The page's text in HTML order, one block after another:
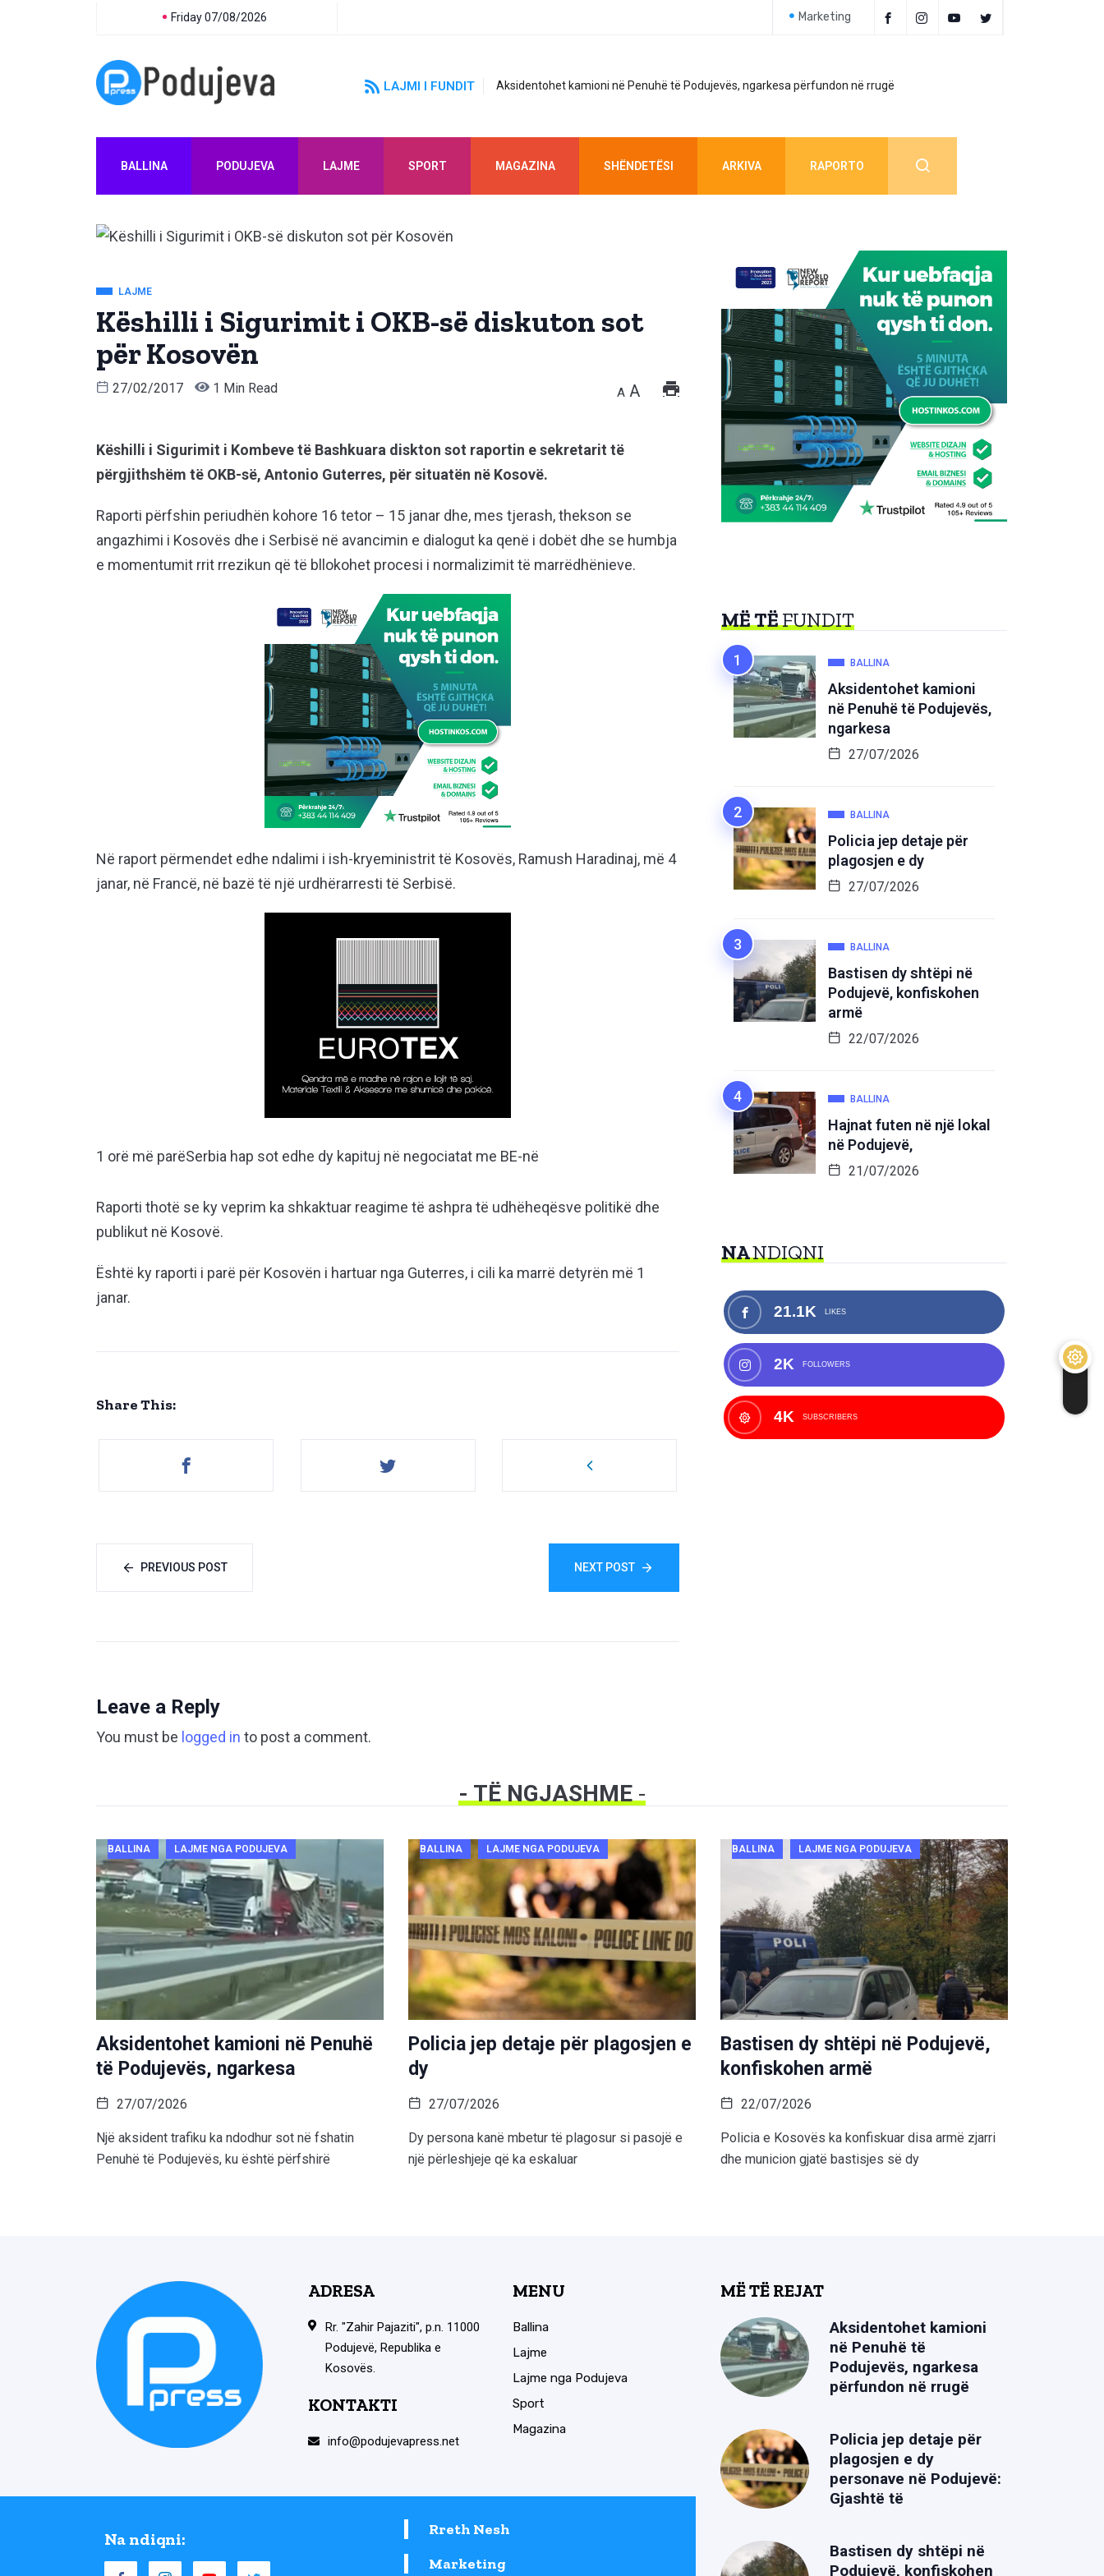
Friday 07/08/2026 Marketing
LAJMI I FUNDIT Aksidentohet kamioni në Penuhë të Podujevës, ngarkesa përfundon në rrugë
BALLINA PODUJEVA LAJME SPORT MAGAZINA SHËNDETËSI ARKIVA RAPORTO
LAJME
Këshilli i Sigurimit i OKB-së diskuton sot
për Kosovën
27/02/2017 1 Min Read A A
Këshilli i Sigurimit i Kombeve të Bashkuara diskton sot raportin e sekretarit të
përgjithshëm të OKB-së, Antonio Guterres, për situatën në Kosovë.
Raporti përfshin periudhën kohore 16 tetor – 15 janar dhe, mes tjerash, thekson se
angazhimi i Kosovës dhe i Serbisë në avancimin e dialogut ka qenë i dobët dhe se humbja
e momentumit rrit rrezikun që të bllokohet procesi i normalizimit të marrëdhënieve.
Në raport përmendet edhe ndalimi i ish-kryeministrit të Kosovës, Ramush Haradinaj, më 4
janar, në Francë, në bazë të një urdhërarresti të Serbisë.
1 orë më parëSerbia hap sot edhe dy kapituj në negociatat me BE-në
Raporti thotë se ky veprim ka shkaktuar reagime të ashpra të udhëheqësve politikë dhe
publikut në Kosovë.
Është ky raporti i parë për Kosovën i hartuar nga Guterres, i cili ka marrë detyrën më 1
janar.
Share This:
PREVIOUS POST NEXT POST
Leave a Reply
You must be logged in to post a comment.
MË TËFUNDIT
BALLINA
Aksidentohet kamioni
në Penuhë të Podujevës,
ngarkesa
27/07/2026
BALLINA
Policia jep detaje për
plagosjen e dy
27/07/2026
BALLINA
Bastisen dy shtëpi në
Podujevë, konfiskohen
armë
22/07/2026
BALLINA
Hajnat futen në një lokal
në Podujevë,
21/07/2026
NANDIQNI
21.1K LIKES
2K FOLLOWERS
4K SUBSCRIBERS
- TË NGJASHME-
BALLINA LAJME NGA PODUJEVA
Aksidentohet kamioni në Penuhë
të Podujevës, ngarkesa
27/07/2026
Një aksident trafiku ka ndodhur sot në fshatin
Penuhë të Podujevës, ku është përfshirë
BALLINA LAJME NGA PODUJEVA
Policia jep detaje për plagosjen e
dy
27/07/2026
Dy persona kanë mbetur të plagosur si pasojë e
një përleshjeje që ka eskaluar
BALLINA LAJME NGA PODUJEVA
Bastisen dy shtëpi në Podujevë,
konfiskohen armë
22/07/2026
Policia e Kosovës ka konfiskuar disa armë zjarri
dhe municion gjatë bastisjes së dy
ADRESA
Rr. "Zahir Pajaziti", p.n. 11000
Podujevë, Republika e
Kosovës.
KONTAKTI
info@podujevapress.net
MENU
Ballina
Lajme
Lajme nga Podujeva
Sport
Magazina
Na ndiqni:
Rreth Nesh
Marketing
MË TË REJAT
Aksidentohet kamioni
në Penuhë të
Podujevës, ngarkesa
përfundon në rrugë
Policia jep detaje për
plagosjen e dy
personave në Podujevë:
Gjashtë të
Bastisen dy shtëpi në
Podujevë, konfiskohen